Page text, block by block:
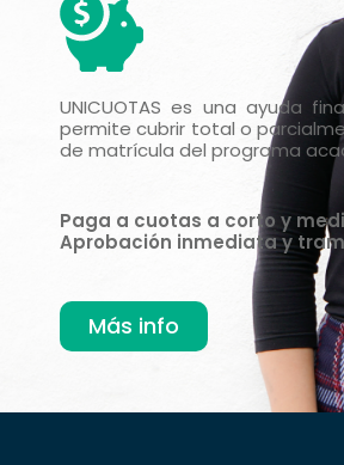
UNICUOTAS es una ayuda
permite cubrir total o
de matrícula del programa
Paga a cuotas a corto y
Aprobación inmediata y
Más info